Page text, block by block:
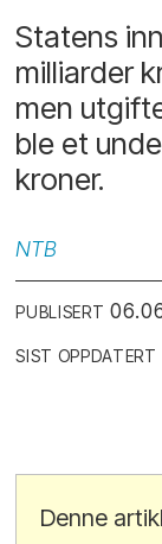
Statens
milliarder
men
ble et
kroner.
NTB
PUBLISERT
SIST OPPDATERT
Denne